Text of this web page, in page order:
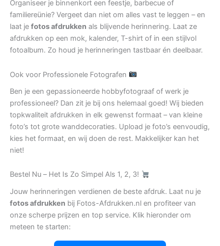
Organiseer je binnenkort een feestje, barbecue of
familiereünie? Vergeet dan niet om alles vast te leggen – en
laat je fotos afdrukken als blijvende herinnering. Laat ze
afdrukken op een mok, kalender, T-shirt of in een stijlvol
fotoalbum. Zo houd je herinneringen tastbaar én deelbaar.
Ook voor Professionele Fotografen
Ben je een gepassioneerde hobbyfotograaf of werk je
professioneel? Dan zit je bij ons helemaal goed! Wij bieden
topkwaliteit afdrukken in elk gewenst formaat – van kleine
foto’s tot grote wanddecoraties. Upload je foto’s eenvoudig,
kies het formaat, en wij doen de rest. Makkelijker kan het
niet!
Bestel Nu – Het Is Zo Simpel Als 1, 2, 3!
Jouw herinneringen verdienen de beste afdruk. Laat nu je
fotos afdrukken bij Fotos-Afdrukken.nl en profiteer van
onze scherpe prijzen en top service. Klik hieronder om
meteen te starten: